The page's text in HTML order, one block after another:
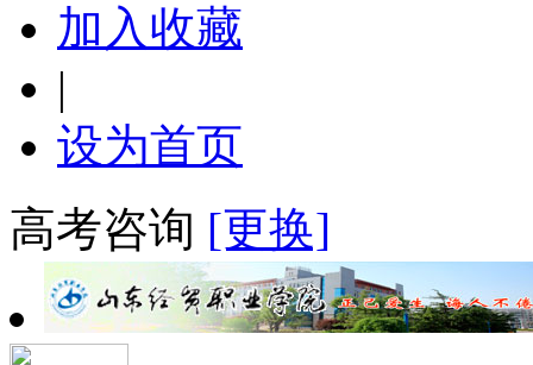
加入收藏
|
设为首页
高考咨询 [更换]